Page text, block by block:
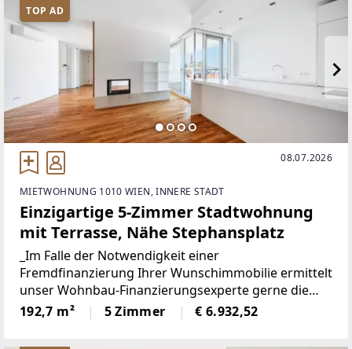
TOP AD
08.07.2026
MIETWOHNUNG 1010 WIEN, INNERE STADT
Einzigartige 5-Zimmer Stadtwohnung
mit Terrasse, Nähe Stephansplatz
_Im Falle der Notwendigkeit einer
Fremdfinanzierung Ihrer Wunschimmobilie ermittelt
unser Wohnbau-Finanzierungsexperte gerne die
optimale Finanzierungslösung und findet das
passende Zins- und Konditionsangebot für Sie. Er
vergleicht die aktuellen Angebote
192,7 m² 5 Zimmer € 6.932,52